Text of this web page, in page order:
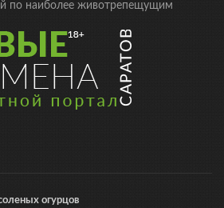
по наиболее животрепещущим
огурцов